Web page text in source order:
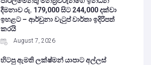
දීමනාව රු. 179,000 සිට 244,000 දක්වා
ඉහළට – ආර්චුනා වැටුප් වාර්තා ඉදිරිපත්
කරයි
August 7, 2026
හිටපු ඇමති ලක්ෂ්මන් යාපාට අල්ලස්